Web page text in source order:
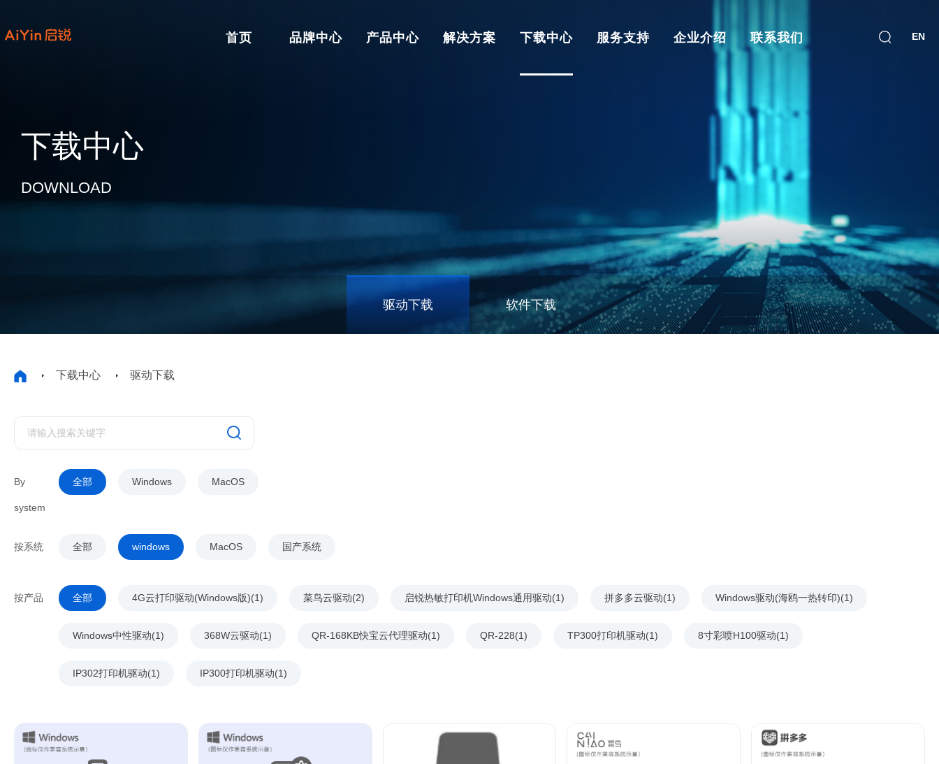
首页 品牌中心 产品中心 解决方案 下载中心 服务支持 企业介绍 联系我们 EN
下载中心
DOWNLOAD
驱动下载 软件下载
下载中心 驱动下载
By
system
全部 Windows MacOS
按系统 全部 windows MacOS 国产系统
按产品 全部 4G云打印驱动(Windows版)(1) 菜鸟云驱动(2) 启锐热敏打印机Windows通用驱动(1) 拼多多云驱动(1) Windows驱动(海鸥一热转印)(1)
Windows中性驱动(1) 368W云驱动(1) QR-168KB快宝云代理驱动(1) QR-228(1) TP300打印机驱动(1) 8寸彩喷H100驱动(1)
IP302打印机驱动(1) IP300打印机驱动(1)